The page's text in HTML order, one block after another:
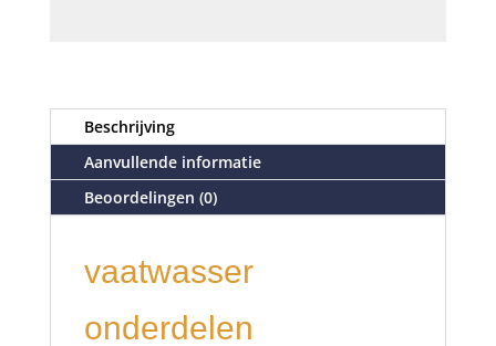
Beschrijving
Aanvullende informatie
Beoordelingen (0)
vaatwasser
onderdelen